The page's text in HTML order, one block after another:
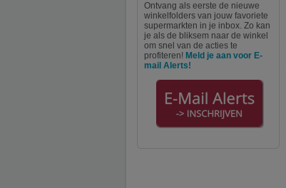
Ontvang als eerste de nieuwe
winkelfolders van jouw favoriete
supermarkten in je inbox. Zo kan
je als de bliksem naar de winkel
om snel van de acties te
profiteren! Meld je aan voor E-
mail Alerts!